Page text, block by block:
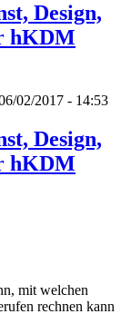
Design,
hKDM
02/2017 - 14:53
Design,
hKDM
mit welchen
rechnen kann